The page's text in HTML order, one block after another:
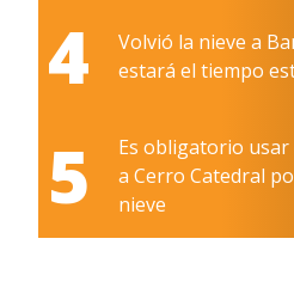
4
Volvió la nieve a
estará el tiempo
5
Es obligatorio
a Cerro Catedral
nieve